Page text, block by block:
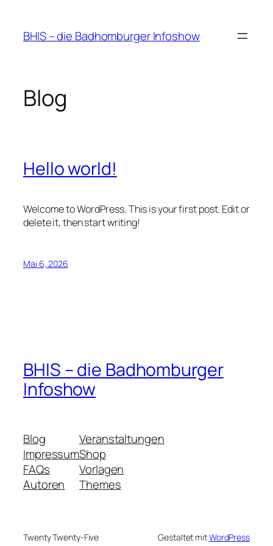
springen
BHIS – die Badhomburger Infoshow
Blog
Hello world!
Welcome to WordPress. This is your first post. Edit or
delete it, then start writing!
Mai 6, 2026
BHIS – die Badhomburger
Infoshow
Blog
Impressum
FAQs
Autoren
Veranstaltungen
Shop
Vorlagen
Themes
Twenty Twenty-Five Gestaltet mitWordPress